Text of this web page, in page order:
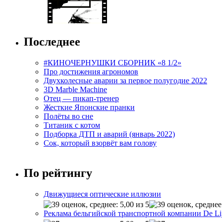
Последнее
#КИНОЧЕРНУШКИ СБОРНИК «8 1/2»
Про достижения агрономов
Двухколесные аварии за первое полугодие 2022
3D Marble Machine
Отец — пикап-тренер
Жесткие Японские пранки
Полёты во сне
Титаник с котом
Подборка ДТП и аварий (январь 2022)
Сок, который взорвёт вам голову
По рейтингу
Движущиеся оптические иллюзии
Реклама бельгийской транспортной компании De